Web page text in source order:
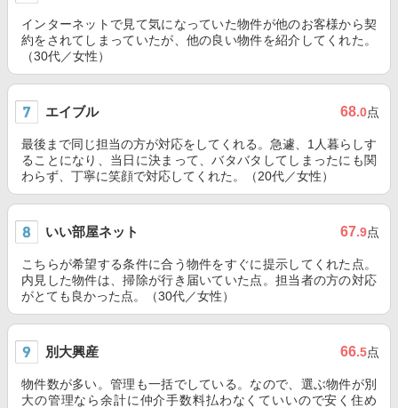
インターネットで見て気になっていた物件が他のお客様から契
約をされてしまっていたが、他の良い物件を紹介してくれた。
（30代／女性）
エイブル 68.0点
最後まで同じ担当の方が対応をしてくれる。急遽、1人暮らしす
ることになり、当日に決まって、バタバタしてしまったにも関
わらず、丁寧に笑顔で対応してくれた。（20代／女性）
いい部屋ネット 67.9点
こちらが希望する条件に合う物件をすぐに提示してくれた点。
内見した物件は、掃除が行き届いていた点。担当者の方の対応
がとても良かった点。（30代／女性）
別大興産 66.5点
物件数が多い。管理も一括でしている。なので、選ぶ物件が別
大の管理なら余計に仲介手数料払わなくていいので安く住め